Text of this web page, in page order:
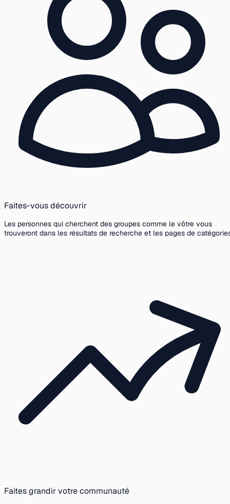
Faites-vous découvrir
Les personnes qui cherchent des groupes comme le vôtre vous
trouveront dans les résultats de recherche et les pages de
Faites grandir votre communauté